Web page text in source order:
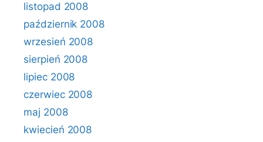
listopad 2008
październik 2008
wrzesień 2008
sierpień 2008
lipiec 2008
czerwiec 2008
maj 2008
kwiecień 2008